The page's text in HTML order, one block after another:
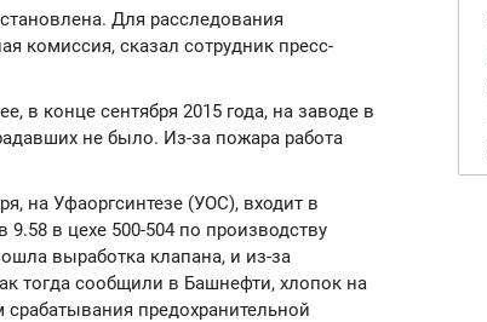
Для расследования
комиссия, сказал сотрудник пресс-
в конце сентября 2015 года, на заводе в
не было. Из-за пожара работа
на Уфаоргсинтезе (УОС), входит в
в цехе 500-504 по производству
выработка клапана, и из-за
тогда сообщили в Башнефти, хлопок на
срабатывания предохранительной